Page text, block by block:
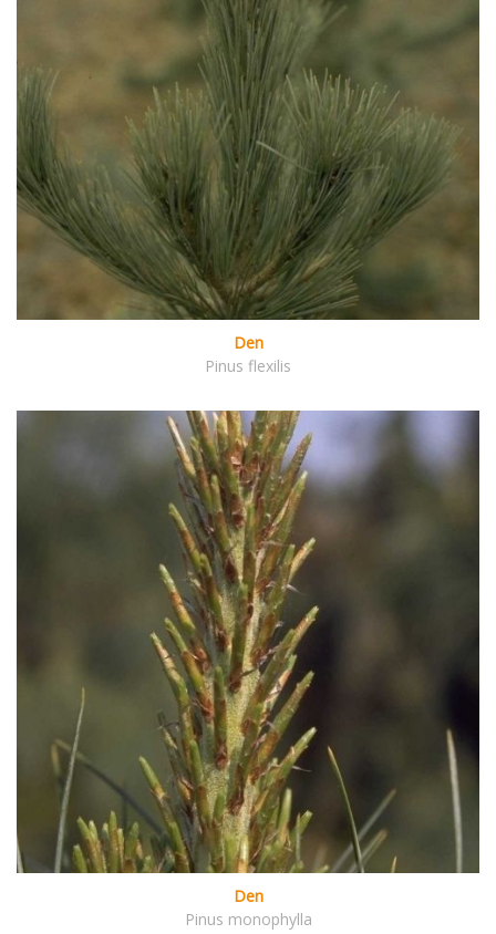
Den
Pinus flexilis
Den
Pinus monophylla